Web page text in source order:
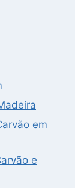
em
e